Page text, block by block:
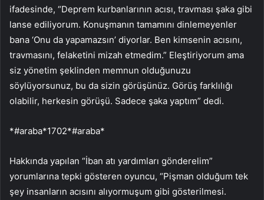
ifadesinde, “Deprem kurbanlarının acısı, travması şaka gibi
lanse ediliyorum. Konuşmanın tamamını dinlemeyenler
bana ‘Onu da yapamazsın’ diyorlar. Ben kimsenin acısını,
travmasını, felaketini mizah etmedim.” Eleştiriyorum ama
siz yönetim şeklinden memnun olduğunuzu
söylüyorsunuz, bu da sizin görüşünüz. Görüş farklılığı
olabilir, herkesin görüşü. Sadece şaka yaptım” dedi.
*#araba*1702*#araba*
Hakkında yapılan “İban atı yardımları gönderelim”
yorumlarına tepki gösteren oyuncu, “Pişman olduğum tek
şey insanların acısını alıyormuşum gibi gösterilmesi.